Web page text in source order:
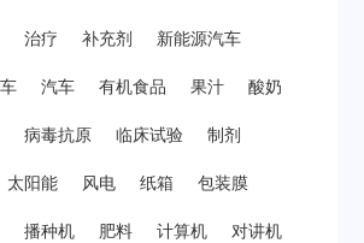
治疗 补充剂 新能源汽车
汽车 有机食品 果汁 酸奶
病毒抗原 临床试验 制剂
太阳能 风电 纸箱 包装膜
播种机 肥料 计算机 对讲机